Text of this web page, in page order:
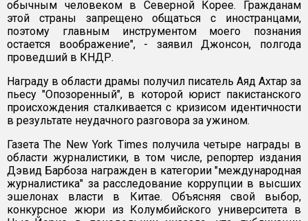
обычным человеком в Северной Корее. Гражданам
этой страны запрещено общаться с иностранцами,
поэтому главным инструментом моего познания
остается воображение", - заявил Джонсон, полгода
проведший в КНДР.
Награду в области драмы получил писатель Аяд Ахтар за
пьесу "Опозоренный", в которой юрист пакистанского
происхождения сталкивается с кризисом идентичности
в результате неудачного разговора за ужином.
Газета The New York Times получила четыре награды в
области журналистики, в том числе, репортер издания
Дэвид Барбоза награжден в категории "международная
журналистика" за расследование коррупции в высших
эшелонах власти в Китае. Объясняя свой выбор,
конкурсное жюри из Колумбийского университета в